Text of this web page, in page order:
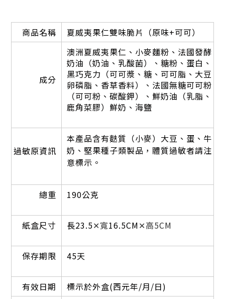
商品名稱 夏威夷果仁雙味脆片（原味+可可）
成分
澳洲夏威夷果仁、小麥麵粉、法國發酵
奶油（奶油、乳酸菌）、糖粉、蛋白、
黑巧克力（可可漿、糖、可可脂、大豆
卵磷脂、香草香料）、法國無糖可可粉
（可可粉、碳酸鉀）、鮮奶油（乳脂、
鹿角菜膠）鮮奶、海鹽
過敏原資訊
本產品含有麩質（小麥）大豆、蛋、牛
奶、堅果種子類製品，體質過敏者請注
意標示。
總重 190公克
紙盒尺寸 長23.5✕寬16.5CM✕高5CM
保存期限 45天
有效日期 標示於外盒(西元年/月/日)